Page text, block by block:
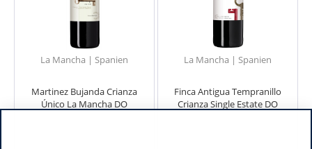
La Mancha | Spanien
Martinez Bujanda Crianza
Único La Mancha DO
La Mancha | Spanien
Finca Antigua Tempranillo
Crianza Single Estate DO